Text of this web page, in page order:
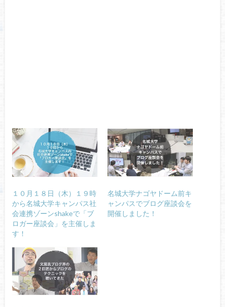
１０月１８日（木）１９時
から名城大学キャンパス社
会連携ゾーンshakeで「ブ
ロガー座談会」を主催しま
す！
名城大学ナゴヤドーム前キ
ャンパスでブログ座談会を
開催しました！